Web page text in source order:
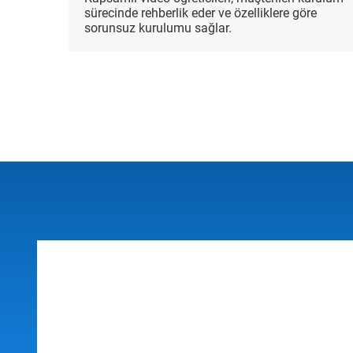
sürecinde rehberlik eder ve özelliklere göre
sorunsuz kurulumu sağlar.